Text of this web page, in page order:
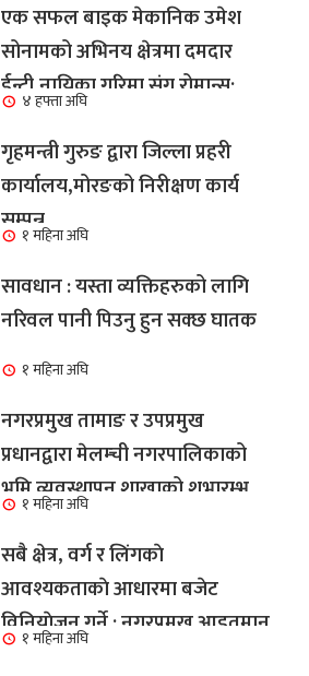
एक सफल बाइक मेकानिक उमेश
सोनामको अभिनय क्षेत्रमा दमदार
ईन्ट्री,नायिका गरिमा संग रोमान्स:
हेर्नुहोस भिडियो ।
४ हफ्ता अघि
गृहमन्त्री गुरुङ द्वारा जिल्ला प्रहरी
कार्यालय,मोरङको निरीक्षण कार्य
सम्पन्न१ महिना अघि
सावधान : यस्ता व्यक्तिहरुको लागि
नरिवल पानी पिउनु हुन सक्छ घातक
१ महिना अघि
नगरप्रमुख तामाङ र उपप्रमुख
प्रधानद्वारा मेलम्ची नगरपालिकाको
भूमि व्यवस्थापन शाखाको शुभारम्भ
कार्य सम्पन्न
१ महिना अघि
सबै क्षेत्र, वर्ग र लिंगकाे
आवश्यकताकाे आधारमा बजेट
विनियाेजन गर्ने : नगरप्रमुख आइतमान
तामाङ
१ महिना अघि